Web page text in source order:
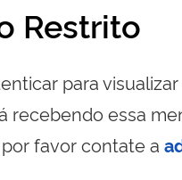
Restrito
para
recebendo essa
favor contate a